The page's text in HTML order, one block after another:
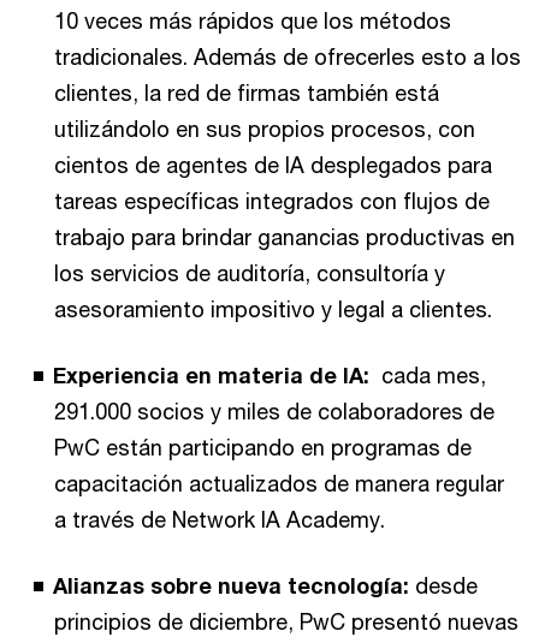
10 veces más rápidos que los métodos
tradicionales. Además de ofrecerles esto a los
clientes, la red de firmas también está
utilizándolo en sus propios procesos, con
cientos de agentes de IA desplegados para
tareas específicas integrados con flujos de
trabajo para brindar ganancias productivas en
los servicios de auditoría, consultoría y
asesoramiento impositivo y legal a clientes.
Experiencia en materia de IA: cada mes,
291.000 socios y miles de colaboradores de
PwC están participando en programas de
capacitación actualizados de manera regular
a través de Network IA Academy.
Alianzas sobre nueva tecnología: desde
principios de diciembre, PwC presentó nuevas